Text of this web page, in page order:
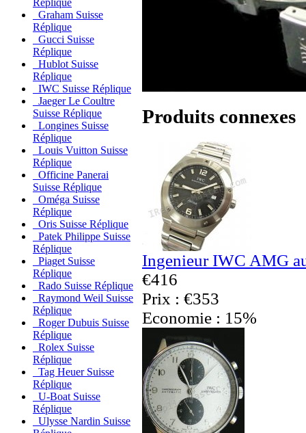
Réplique
Graham Suisse
Réplique
Gucci Suisse
Réplique
Hublot Suisse
Réplique
IWC Suisse Réplique
Jaeger Le Coultre
Suisse Réplique
Longines Suisse
Réplique
Louis Vuitton Suisse
Réplique
Officine Panerai
Suisse Réplique
Oméga Suisse
Réplique
Oris Suisse Réplique
Patek Philippe Suisse
Réplique
Piaget Suisse
Réplique
Rado Suisse Réplique
Raymond Weil Suisse
Réplique
Roger Dubuis Suisse
Réplique
Rolex Suisse
Réplique
Tag Heuer Suisse
Réplique
U-Boat Suisse
Réplique
Ulysse Nardin Suisse
Produits connexes
Ingenieur IWC AMG
€416
Prix : €353
Economie : 15%